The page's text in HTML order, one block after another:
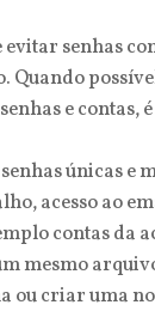
senhas
Quando
e
únicas
acesso ao
contas da
mesmo
criar uma